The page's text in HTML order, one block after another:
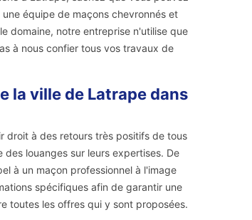
équipe de maçons chevronnés et
domaine, notre entreprise n'utilise que
à nous confier tous vos travaux de
la ville de Latrape dans
droit à des retours très positifs de tous
louanges sur leurs expertises. De
à un maçon professionnel à l'image
spécifiques afin de garantir une
toutes les offres qui y sont proposées.